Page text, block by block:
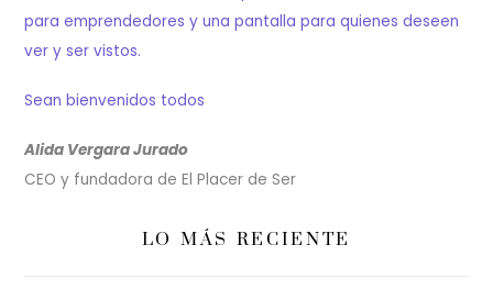
para emprendedores y una pantalla para quienes deseen
ver y ser vistos.
Sean bienvenidos todos
Alida Vergara Jurado
CEO y fundadora de El Placer de Ser
LO MÁS RECIENTE